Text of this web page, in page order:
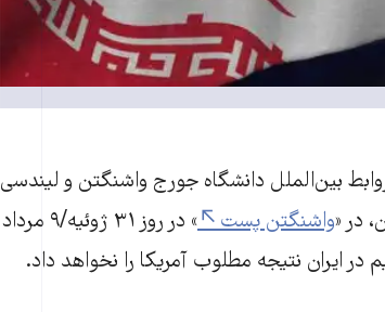
بین‌الملل دانشگاه جورج واشنگتن و لیندسی
در «واشنگتن پست
» در روز ۳۱ ژوئیه/۹ مرداد
در ایران نتیجه مطلوب آمریکا را نخواهد داد.